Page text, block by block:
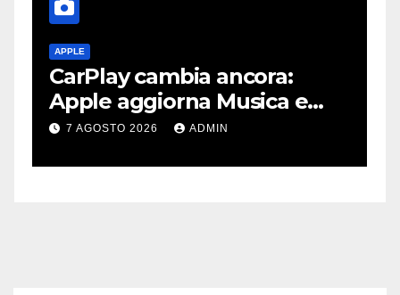
APPLE
CarPlay cambia ancora:
Apple aggiorna Musica e
Podcast in auto
7 AGOSTO 2026 ADMIN